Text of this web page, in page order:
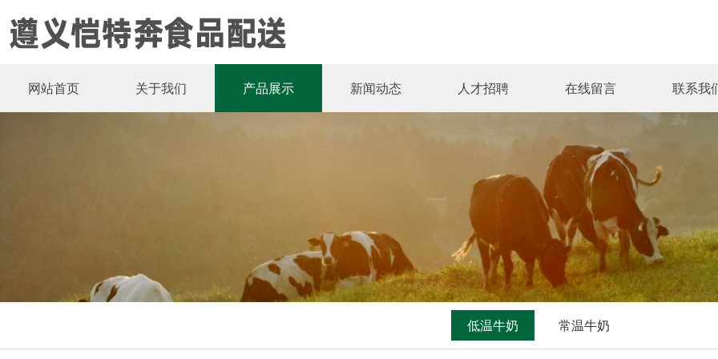
网站首页 关于我们 产品展示 新闻动态 人才招聘 在线留言 联系我
低温牛奶 常温牛奶